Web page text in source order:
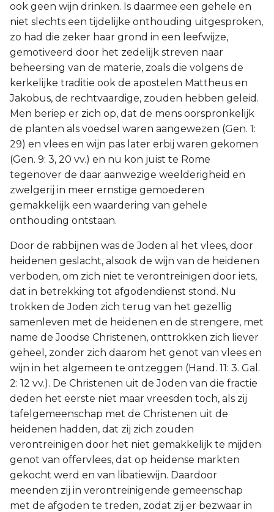
ook geen wijn drinken. Is daarmee een gehele en
niet slechts een tijdelijke onthouding uitgesproken,
zo had die zeker haar grond in een leefwijze,
gemotiveerd door het zedelijk streven naar
beheersing van de materie, zoals die volgens de
kerkelijke traditie ook de apostelen Mattheus en
Jakobus, de rechtvaardige, zouden hebben geleid.
Men beriep er zich op, dat de mens oorspronkelijk
de planten als voedsel waren aangewezen (Gen. 1:
29) en vlees en wijn pas later erbij waren gekomen
(Gen. 9: 3, 20 vv.) en nu kon juist te Rome
tegenover de daar aanwezige weelderigheid en
zwelgerij in meer ernstige gemoederen
gemakkelijk een waardering van gehele
onthouding ontstaan.
Door de rabbijnen was de Joden al het vlees, door
heidenen geslacht, alsook de wijn van de heidenen
verboden, om zich niet te verontreinigen door iets,
dat in betrekking tot afgodendienst stond. Nu
trokken de Joden zich terug van het gezellig
samenleven met de heidenen en de strengere, met
name de Joodse Christenen, onttrokken zich liever
geheel, zonder zich daarom het genot van vlees en
wijn in het algemeen te ontzeggen (Hand. 11: 3. Gal.
2: 12 vv.). De Christenen uit de Joden van die fractie
deden het eerste niet maar vreesden toch, als zij
tafelgemeenschap met de Christenen uit de
heidenen hadden, dat zij zich zouden
verontreinigen door het niet gemakkelijk te mijden
genot van offervlees, dat op heidense markten
gekocht werd en van libatiewijn. Daardoor
meenden zij in verontreinigende gemeenschap
met de afgoden te treden, zodat zij er bezwaar in